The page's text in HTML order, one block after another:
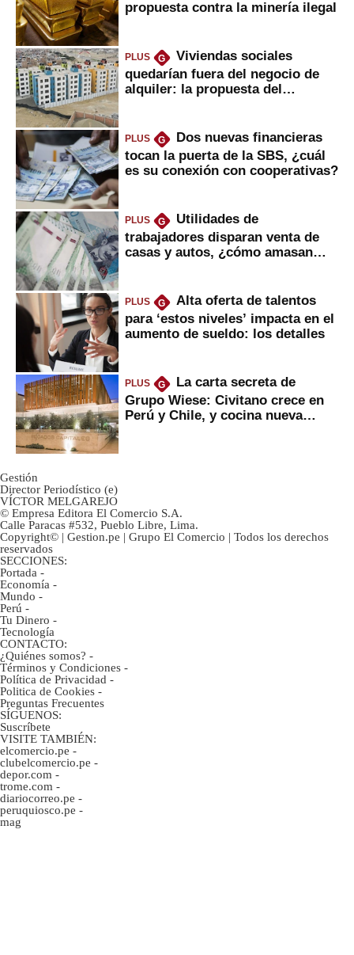
propuesta contra la minería ilegal
PLUS G
Viviendas sociales
quedarían fuera del negocio de
alquiler: la propuesta del
PLUS G
Dos nuevas financieras
tocan la puerta de la SBS, ¿cuál
es su conexión con cooperativas?
PLUS G
Utilidades de
trabajadores disparan venta de
casas y autos, ¿cómo amasan
PLUS G
Alta oferta de talentos
para ‘estos niveles’ impacta en el
aumento de sueldo: los detalles
PLUS G
La carta secreta de
Grupo Wiese: Civitano crece en
Perú y Chile, y cocina nueva
Gestión
Director Periodístico (e)
VÍCTOR MELGAREJO
© Empresa Editora El Comercio S.A.
Calle Paracas #532, Pueblo Libre, Lima.
Copyright© | Gestion.pe | Grupo El Comercio | Todos los derechos
reservados
SECCIONES:
Portada -
Economía -
Mundo -
Perú -
Tu Dinero -
Tecnología
CONTACTO:
¿Quiénes somos? -
Términos y Condiciones -
Política de Privacidad -
Politica de Cookies -
Preguntas Frecuentes
SÍGUENOS:
Suscríbete
VISITE TAMBIÉN:
elcomercio.pe -
clubelcomercio.pe -
depor.com -
trome.com -
diariocorreo.pe -
peruquiosco.pe -
mag